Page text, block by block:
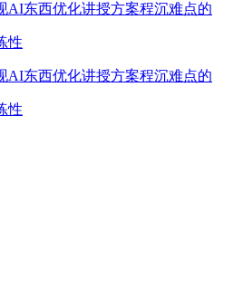
AI东西优化讲授方案程沉难点的
性
AI东西优化讲授方案程沉难点的
性